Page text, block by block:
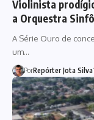
Violinista
a Orquestra
A Série Ouro de
um…
PorRepórter Jota Silva